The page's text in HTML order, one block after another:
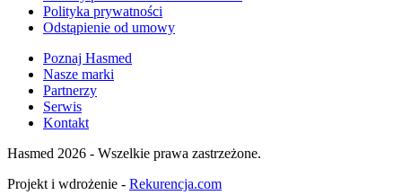
Polityka prywatności
Odstąpienie od umowy
Poznaj Hasmed
Nasze marki
Partnerzy
Serwis
Kontakt
Hasmed 2026 - Wszelkie prawa zastrzeżone.
Projekt i wdrożenie - Rekurencja.com